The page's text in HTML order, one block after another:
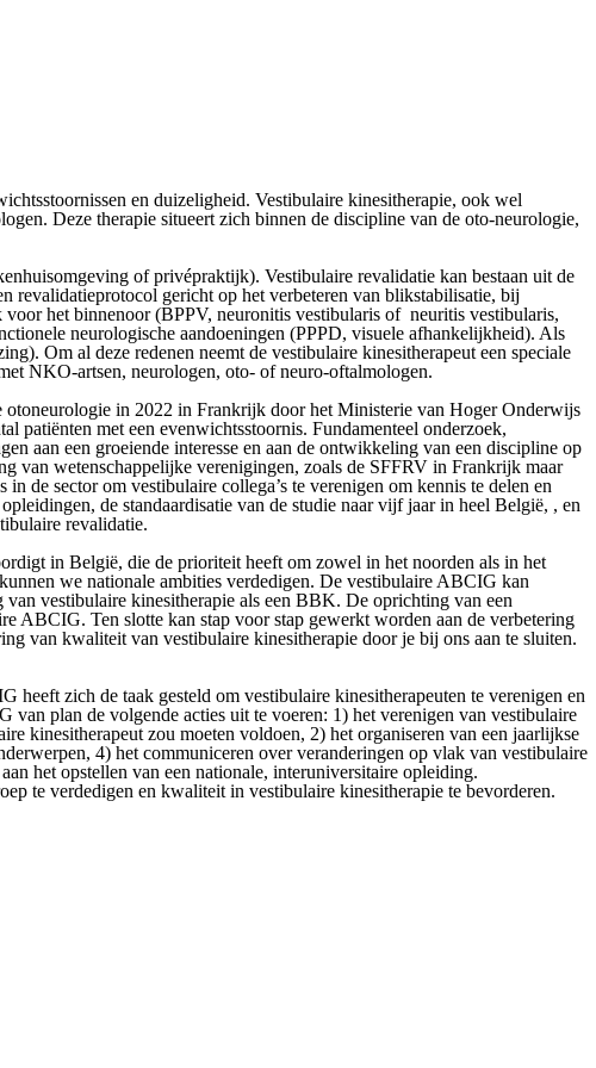
en duizeligheid. Vestibulaire kinesitherapie, ook wel
Deze therapie situeert zich binnen de discipline van de oto-neurologie,
of privépraktijk). Vestibulaire revalidatie kan bestaan uit de
revalidatieprotocol gericht op het verbeteren van blikstabilisatie, bij
het binnenoor (BPPV, neuronitis vestibularis of neuritis vestibularis,
neurologische aandoeningen (PPPD, visuele afhankelijkheid). Als
Om al deze redenen neemt de vestibulaire kinesitherapeut een speciale
NKO-artsen, neurologen, oto- of neuro-oftalmologen.
otoneurologie in 2022 in Frankrijk door het Ministerie van Hoger Onderwijs
patiënten met een evenwichtsstoornis. Fundamenteel onderzoek,
aan een groeiende interesse en aan de ontwikkeling van een discipline op
van wetenschappelijke verenigingen, zoals de SFFRV in Frankrijk maar
de sector om vestibulaire collega’s te verenigen om kennis te delen en
de standaardisatie van de studie naar vijf jaar in heel België, , en
revalidatie.
in België, die de prioriteit heeft om zowel in het noorden als in het
we nationale ambities verdedigen. De vestibulaire ABCIG kan
vestibulaire kinesitherapie als een BBK. De oprichting van een
ABCIG. Ten slotte kan stap voor stap gewerkt worden aan de verbetering
van kwaliteit van vestibulaire kinesitherapie door je bij ons aan te sluiten.
zich de taak gesteld om vestibulaire kinesitherapeuten te verenigen en
plan de volgende acties uit te voeren: 1) het verenigen van vestibulaire
kinesitherapeut zou moeten voldoen, 2) het organiseren van een jaarlijkse
4) het communiceren over veranderingen op vlak van vestibulaire
het opstellen van een nationale, interuniversitaire opleiding.
te verdedigen en kwaliteit in vestibulaire kinesitherapie te bevorderen.